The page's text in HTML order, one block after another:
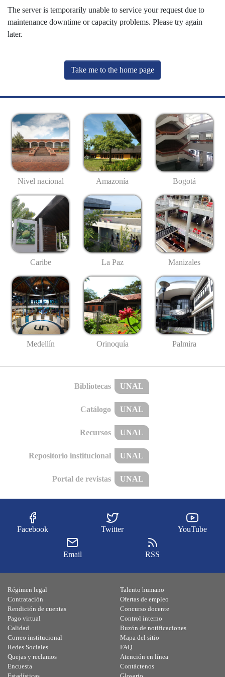
The server is temporarily unable to service your request due to
maintenance downtime or capacity problems. Please try again
later.
Take me to the home page
Nivel nacional Amazonía Bogotá
Caribe La Paz Manizales
Medellín Orinoquía Palmira
Bibliotecas UNAL
Catálogo UNAL
Recursos UNAL
Repositorio institucional UNAL
Portal de revistas UNAL
Facebook Twitter YouTube
Email RSS
Régimen legal
Contratación
Rendición de cuentas
Pago virtual
Calidad
Talento humano
Ofertas de empleo
Concurso docente
Control interno
Buzón de notificaciones
Correo institucional
Redes Sociales
Quejas y reclamos
Encuesta
Mapa del sitio
FAQ
Atención en línea
Contáctenos